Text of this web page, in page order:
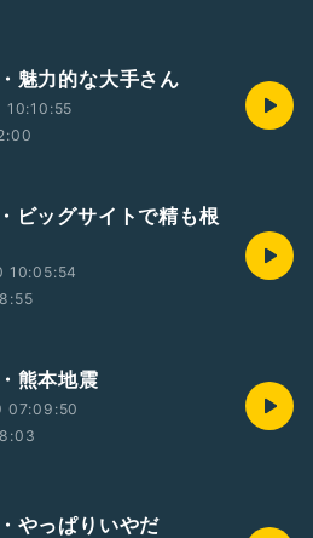
魅力的な大手さん
ビッグサイトで精も根
10:05:54
熊本地震
07:09:50
やっぱりいやだ